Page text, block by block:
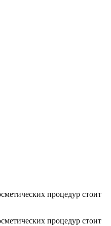
процедур стоит
процедур стоит